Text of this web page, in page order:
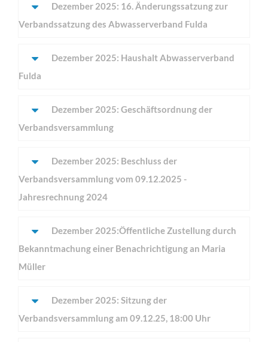
Dezember 2025: 16. Änderungssatzung zur
Verbandssatzung des Abwasserverband Fulda
Dezember 2025: Haushalt Abwasserverband
Fulda
Dezember 2025: Geschäftsordnung der
Verbandsversammlung
Dezember 2025: Beschluss der
Verbandsversammlung vom 09.12.2025 -
Jahresrechnung 2024
Dezember 2025:Öffentliche Zustellung durch
Bekanntmachung einer Benachrichtigung an Maria
Müller
Dezember 2025: Sitzung der
Verbandsversammlung am 09.12.25, 18:00 Uhr
Lorem ipsum dolor sit amet, consectetuer adipiscing
Lorem ipsum dolor sit amet, consectetuer adipiscing